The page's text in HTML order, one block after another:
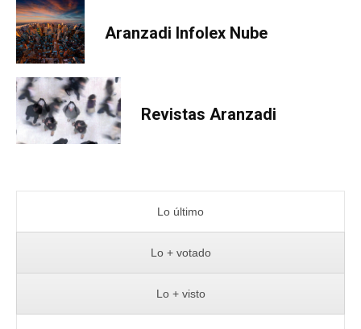
Aranzadi Infolex Nube
Revistas Aranzadi
Lo último
Lo + votado
Lo + visto